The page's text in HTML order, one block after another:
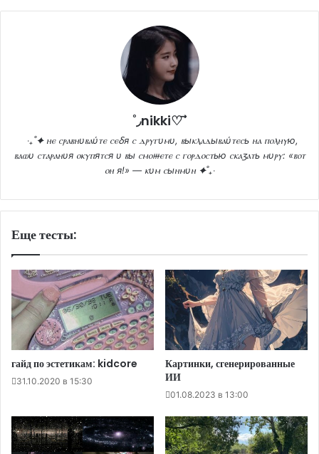
˚◞nikki♡ ⃗
‧₊˚✦ ⲏⲉ ⲥⲣⲁⲃⲏυⲃⲁύⲧⲉ ⲥⲉⳝя ⲥ ⲇⲣⲩⲅυⲙυ, ⲃыⲕⲗⲁⲇыⲃⲁύⲧⲉⲥь ⲏⲁ ⲡⲟⲗⲏⲩю,
ⲃⲁⲱυ ⲥⲧⲁⲣⲁⲏυя ⲟⲕⲩⲡяⲧⲥя υ ⲃы ⲥⲙⲟⲿⲉⲧⲉ ⲥ ⲅⲟⲣⲇⲟⲥⲧью ⲥⲕⲁⳅⲁⲧь ⲙυⲣⲩ: «ⲃⲟⲧ
ⲟⲏ я!» — ⲕυⲙ ⲥыⲏⲙυⲏ ✦˚₊‧
Еще тесты:
гайд по эстетикам: kidcore
31.10.2020 в 15:30
Картинки, сгенерированные
ИИ
01.08.2023 в 13:00